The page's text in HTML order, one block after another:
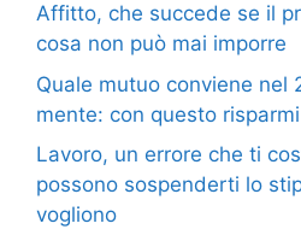
Affitto, che succede se il
cosa non può mai imporre
Quale mutuo conviene nel
mente: con questo
Lavoro, un errore che ti
possono sospenderti lo
vogliono